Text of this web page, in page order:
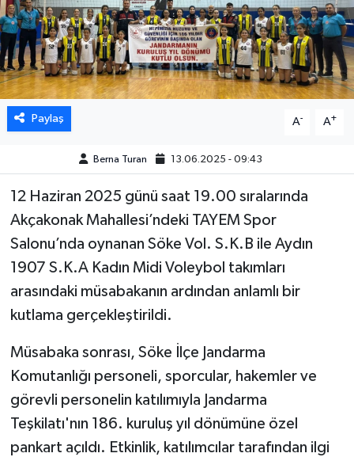
Paylaş A- A+
Berna Turan 13.06.2025 - 09:43
12 Haziran 2025 günü saat 19.00 sıralarında
Akçakonak Mahallesi’ndeki TAYEM Spor
Salonu’nda oynanan Söke Vol. S.K.B ile Aydın
1907 S.K.A Kadın Midi Voleybol takımları
arasındaki müsabakanın ardından anlamlı bir
kutlama gerçekleştirildi.
Müsabaka sonrası, Söke İlçe Jandarma
Komutanlığı personeli, sporcular, hakemler ve
görevli personelin katılımıyla Jandarma
Teşkilatı'nın 186. kuruluş yıl dönümüne özel
pankart açıldı. Etkinlik, katılımcılar tarafından ilgi
BİLİM VE TEKNOLOJİ
GENEL
GÜNDEM
MAGAZİN
ÖZEL HABER
ŞİRKET HABERLERİ
SİYASET
SPOR